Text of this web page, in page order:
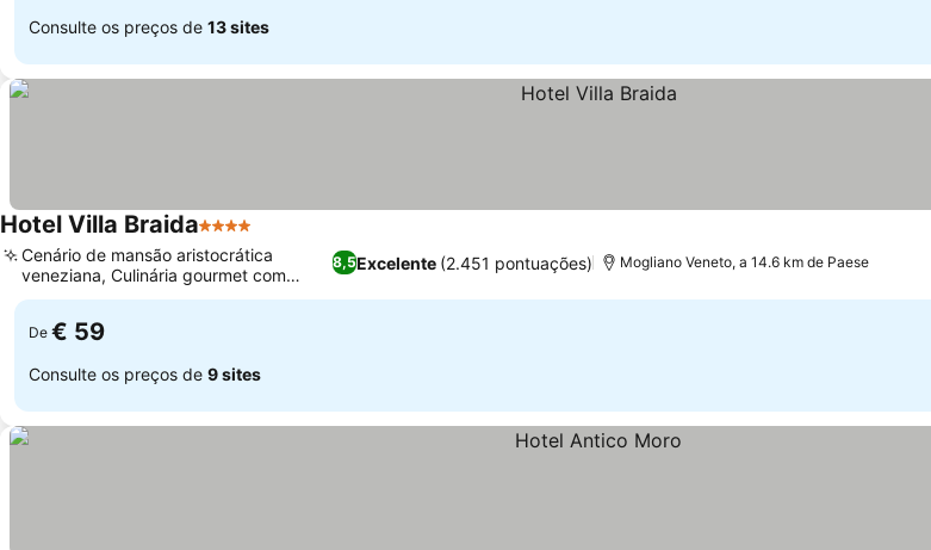
Consulte os preços de 13 sites
Hotel Villa Braida4 Estrelas
8,5Excelente (2.451 pontuações)
Cenário de mansão aristocrática
veneziana, Culinária gourmet com
pratos refinados
Mogliano Veneto, a 14.6 km de Paese
De € 59
Consulte os preços de 9 sites